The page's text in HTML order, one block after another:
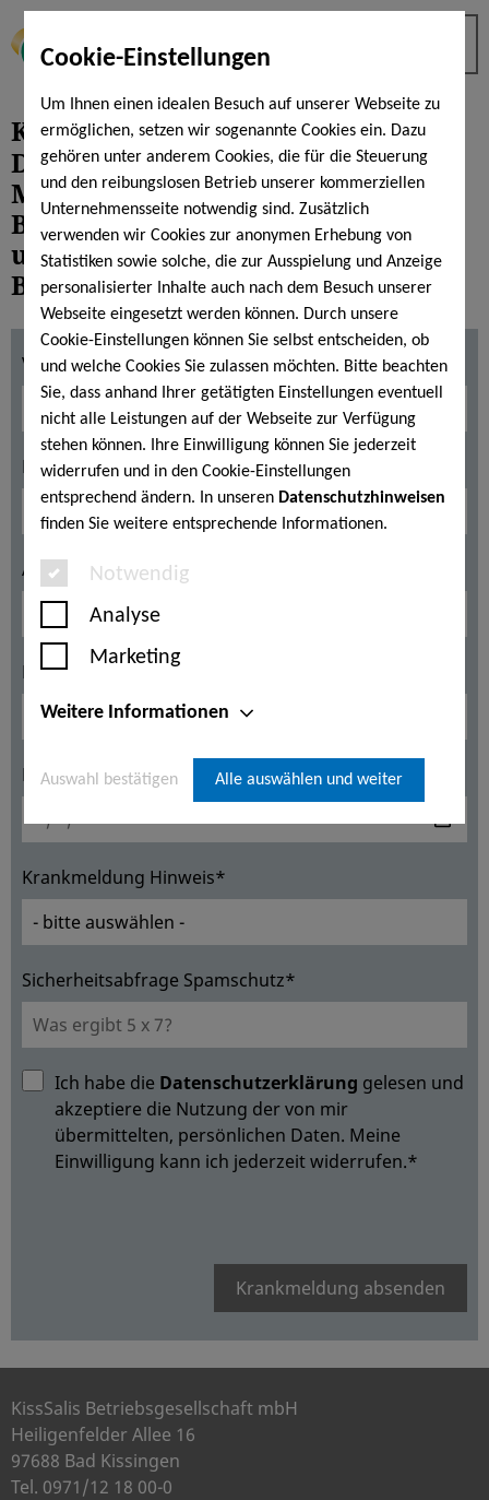
Cookie-Einstellungen
Um Ihnen einen idealen Besuch auf unserer Webseite zu
ermöglichen, setzen wir sogenannte Cookies ein. Dazu
gehören unter anderem Cookies, die für die Steuerung
und den reibungslosen Betrieb unserer kommerziellen
Unternehmensseite notwendig sind. Zusätzlich
verwenden wir Cookies zur anonymen Erhebung von
Statistiken sowie solche, die zur Ausspielung und Anzeige
personalisierter Inhalte auch nach dem Besuch unserer
Webseite eingesetzt werden können. Durch unsere
Cookie-Einstellungen können Sie selbst entscheiden, ob
und welche Cookies Sie zulassen möchten. Bitte beachten
Sie, dass anhand Ihrer getätigten Einstellungen eventuell
nicht alle Leistungen auf der Webseite zur Verfügung
stehen können. Ihre Einwilligung können Sie jederzeit
widerrufen und in den Cookie-Einstellungen
entsprechend ändern. In unseren Datenschutzhinweisen
finden Sie weitere entsprechende Informationen.
Notwendig
Analyse
Marketing
Weitere Informationen
Auswahl bestätigen Alle auswählen und weiter
Krankmeldung
Das Formular ersetzt nicht die
Meldung beim Abteilungsleiter.
Bitte Abteilungsleiter/Abteilung
umgehend informieren! Gute
Besserung.
Vorname*
Nachname*
Abteilung*
Krankmeldung von*
Krankmeldung bis*
Krankmeldung Hinweis*
Sicherheitsabfrage Spamschutz*
Ich habe die Datenschutzerklärung gelesen und
akzeptiere die Nutzung der von mir
übermittelten, persönlichen Daten. Meine
Einwilligung kann ich jederzeit widerrufen.*
Krankmeldung absenden
KissSalis Betriebsgesellschaft mbH
Heiligenfelder Allee 16
97688 Bad Kissingen
Tel. 0971/12 18 00-0